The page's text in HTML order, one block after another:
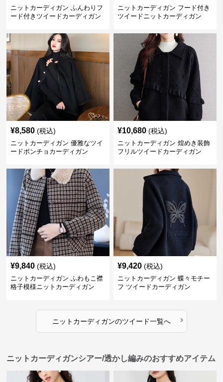
ニットカーディガン ふんわりフ
ード付きツイードカーディガン
ニットカーディガン フード付き
ツイードニットカーディガン
¥8,580 (税込)
ニットカーディガン 優雅なツイ
ードポンチョカーディガン
¥10,680 (税込)
ニットカーディガン 煌めき装飾
フリルツイードカーディガン
¥9,840 (税込)
ニットカーディガン ふわもこ襟
格子模様ニットカーディガン
¥9,420 (税込)
ニットカーディガン 蝶々モチー
フ ツイードカーディガン
ニットカーディガンのツイード一覧へ ›
ニットカーディガンシアー/透かし編みのおすすめアイテム